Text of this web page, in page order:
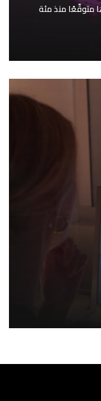
متوقّعًا منذ مئة